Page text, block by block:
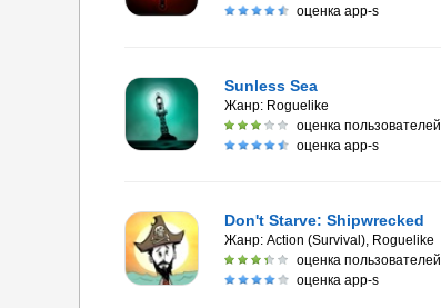
оценка app-s
Sunless Sea
Жанр: Roguelike
оценка пользователей
оценка app-s
Don't Starve: Shipwrecked
Жанр: Action (Survival), Roguelike
оценка пользователей
оценка app-s